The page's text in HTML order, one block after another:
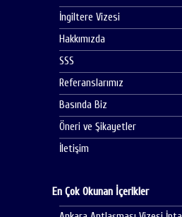
İngiltere Vizesi
Hakkımızda
SSS
Referanslarımız
Basında Biz
Öneri ve Şikayetler
İletişim
En Çok Okunan İçerikler